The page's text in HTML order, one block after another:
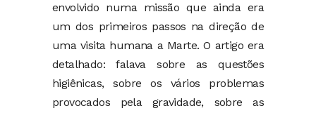
envolvido numa missão que ainda era
um dos primeiros passos na direção de
uma visita humana a Marte. O artigo era
detalhado: falava sobre as questões
higiênicas, sobre os vários problemas
provocados pela gravidade, sobre as